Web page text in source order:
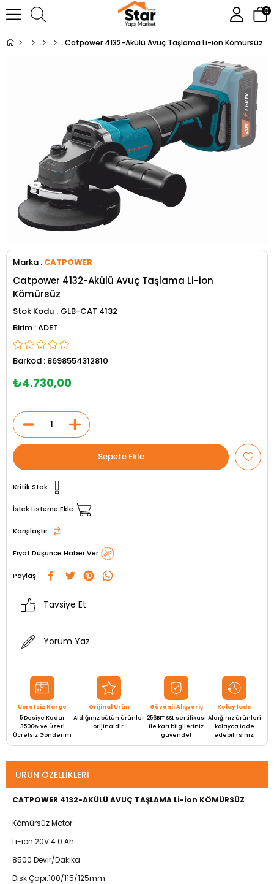
0
Catpower 4132-Akülü Avuç Taşlama Li-ion Kömürsüz
Marka : CATPOWER
Catpower 4132-Akülü Avuç Taşlama Li-ion
Kömürsüz
Stok Kodu
GLB-CAT 4132
ADET
Barkod : 8698554312810
₺4.730,00
Kritik Stok
İstek Listeme Ekle
Karşılaştır
Fiyat Düşünce Haber Ver
Paylaş :
Tavsiye Et
Yorum Yaz
Ücretsiz Kargo
5 Desiye Kadar
3500₺ ve Üzeri
Ücretsiz Gönderim
Orijinal Ürün
Aldığınız bütün ürünler
orijinaldir.
Güvenli Alışveriş
256BIT SSL sertifikası
ile kart bilgileriniz
güvende!
Kolay İade
Aldığınız ürünleri
kolayca iade
edebilirsiniz.
ÜRÜN ÖZELLIKLERI
CATPOWER 4132-AKÜLÜ AVUÇ TAŞLAMA Li-ion KÖMÜRSÜZ
Kömürsüz Motor
Li-ion 20V 4.0 Ah
8500 Devir/Dakika
Disk Çapı:100/115/125mm